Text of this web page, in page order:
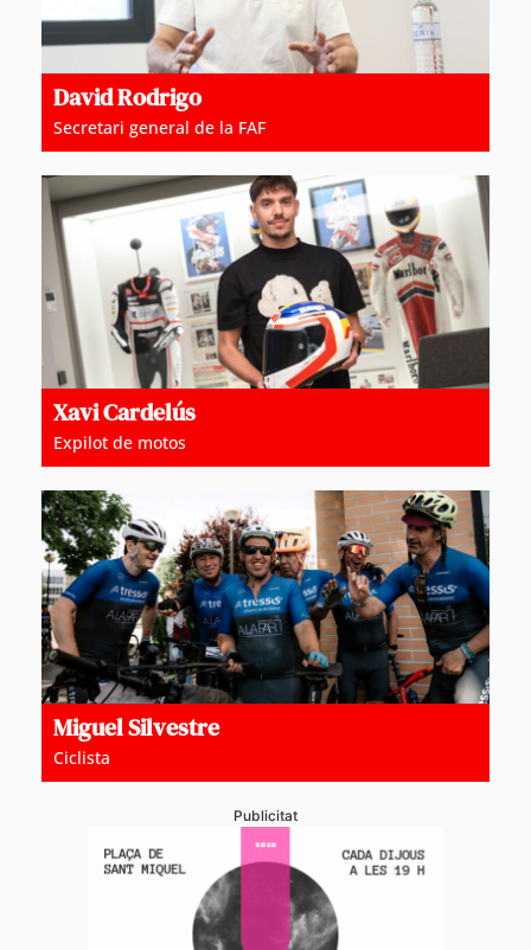
David Rodrigo
Secretari general de la FAF
Xavi Cardelús
Expilot de motos
Miguel Silvestre
Ciclista
Publicitat